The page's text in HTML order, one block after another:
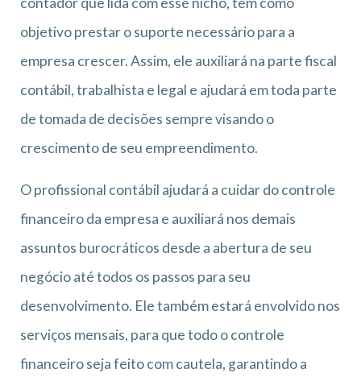
objetivo prestar o suporte necessário para a
empresa crescer. Assim, ele auxiliará na parte fiscal
contábil, trabalhista e legal e ajudará em toda parte
de tomada de decisões sempre visando o
crescimento de seu empreendimento.
O profissional contábil ajudará a cuidar do controle
financeiro da empresa e auxiliará nos demais
assuntos burocráticos desde a abertura de seu
negócio até todos os passos para seu
desenvolvimento. Ele também estará envolvido nos
serviços mensais, para que todo o controle
financeiro seja feito com cautela, garantindo a